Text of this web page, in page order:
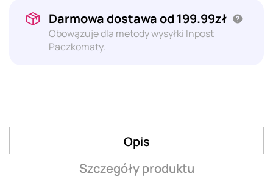
Darmowa dostawa od 199.99zł
Obowązuje dla metody wysyłki Inpost
Paczkomaty.
Opis
Szczegóły produktu